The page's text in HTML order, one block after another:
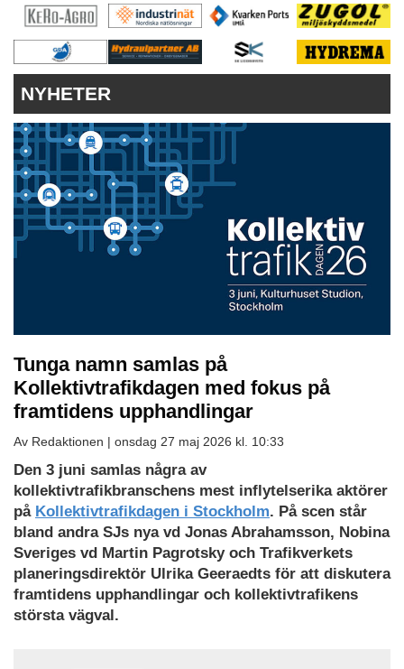
KONTAKT
VÅRA ANDRA MAGASIN
PRENUMERERA
ANNONSERA
NYHETER
Tunga namn samlas på
Kollektivtrafikdagen med fokus på
framtidens upphandlingar
Av Redaktionen | onsdag 27 maj 2026 kl. 10:33
Den 3 juni samlas några av
kollektivtrafikbranschens mest inflytelserika aktörer
på Kollektivtrafikdagen i Stockholm. På scen står
bland andra SJs nya vd Jonas Abrahamsson, Nobina
Sveriges vd Martin Pagrotsky och Trafikverkets
planeringsdirektör Ulrika Geeraedts för att diskutera
framtidens upphandlingar och kollektivtrafikens
största vägval.